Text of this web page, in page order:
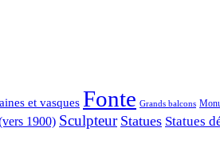
et vasques Fonte Grands balcons
1900) Sculpteur Statues Statues